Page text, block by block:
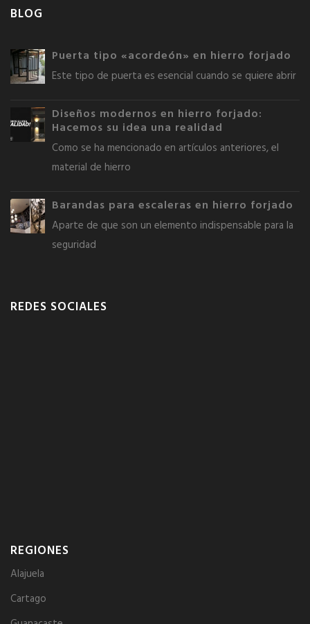
BLOG
Puerta tipo «acordeón» en hierro forjado
Este tipo de puerta es esencial cuando se quiere abrir
Diseños modernos en hierro forjado:
Hacemos su idea una realidad
Como se ha mencionado en artículos anteriores, el
material de hierro
Barandas para escaleras en hierro forjado
Aparte de que son un elemento indispensable para la
seguridad
REDES SOCIALES
REGIONES
Alajuela
Cartago